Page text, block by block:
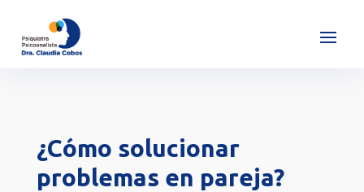
¿Cómo solucionar
problemas en pareja?